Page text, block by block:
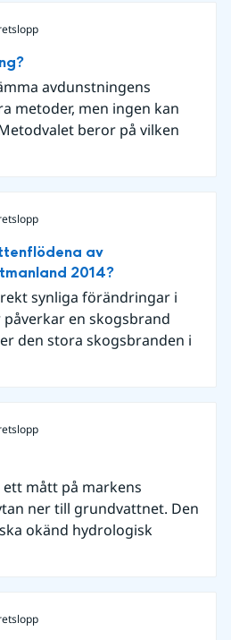
avdunstningens
metoder, men ingen kan
beror på vilken
av
2014?
synliga förändringar i
en skogsbrand
den stora skogsbranden i
mått på markens
ner till grundvattnet. Den
okänd hydrologisk